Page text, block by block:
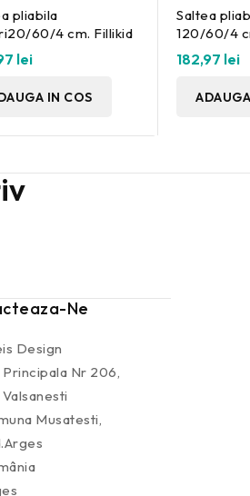
pliabila
60/4 cm. Fillikid
lei
IN COS
Saltea
120/60/4
182,97 lei
Ne
Design
Principala Nr 206,
Valsanesti
Musatesti,